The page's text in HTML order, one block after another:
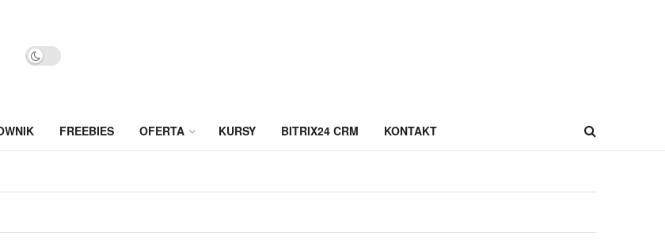
FREEBIES OFERTA KURSY BITRIX24 CRM KONTAKT